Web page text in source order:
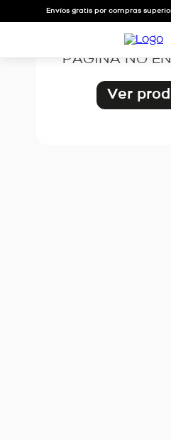
Envíos gratis por compras
PÁGINA NO
Ver